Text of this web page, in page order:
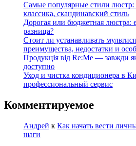
Самые популярные стили
классика, скандинавский стиль
Дорогая или бюджетная люстра:
разница?
Стоит ли устанавливать
преимущества, недостатки и
Продукція від Re:Me — завжди
доступно
Уход и чистка кондиционера в
профессиональный сервис
Комментируемое
Андрей к Как начать вести
шаги